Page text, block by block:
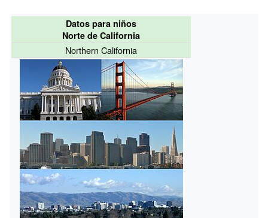
Datos para niños
Norte de California
Northern California